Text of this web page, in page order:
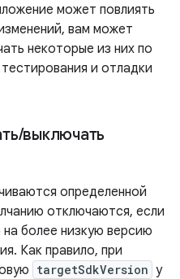
может повлиять
вам может
некоторые из них по
и отладки
/выключать
определенной
отключаются, если
более низкую версию
Как правило, при
targetSdkVersion у